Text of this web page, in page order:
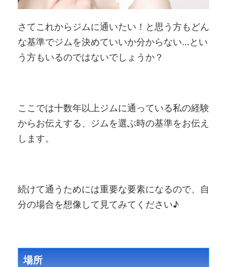
さてこれからジムに通いたい！と思う方もどん
な基準でジムを決めていいか分からない…とい
う方もいるのではないでしょうか？
ここでは十数年以上ジムに通っている私の経験
からお伝えする、ジムを選ぶ時の基準をお伝え
します。
続けて通うためには重要な要素になるので、自
分の場合を想像して見てみてください♪
場所